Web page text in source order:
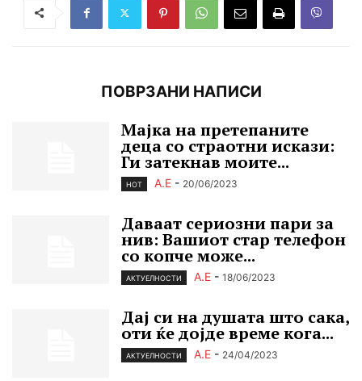
ПОВРЗАНИ НАПИСИ
Мајка на претепаните
деца со страотни искази:
Ги затекнав моите...
HOT А.Е - 20/06/2023
Даваат сериозни пари за
нив: Вашиот стар телефон
со копче може...
АКТУЕЛНОСТИ А.Е - 18/06/2023
Дај си на душата што сака,
оти ќе дојде време кога...
АКТУЕЛНОСТИ А.Е - 24/04/2023